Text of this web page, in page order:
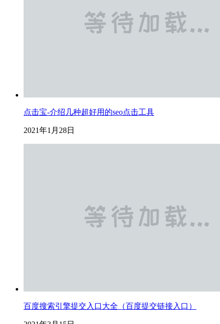
点击宝-介绍几种超好用的seo点击工具
2021年1月28日
百度搜索引擎提交入口大全（百度提交链接入口）